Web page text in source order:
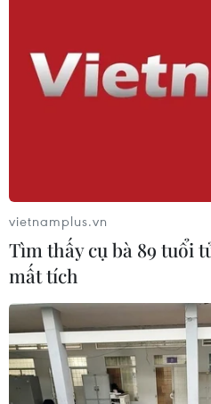
vietnamplus.vn
Tìm thấy cụ bà 89 tuổi
mất tích